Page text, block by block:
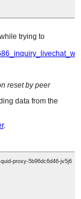
tilaukset
on